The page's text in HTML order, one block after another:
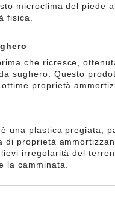
microclima del piede
fisica.
che ricresce,
sughero. Questo
proprietà
una plastica pregiata,
di proprietà
irregolarità del
la camminata.